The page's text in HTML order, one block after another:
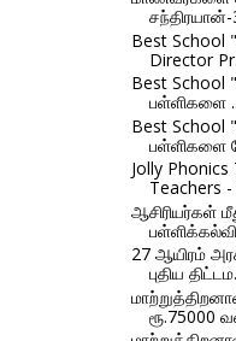
Best School
Director
Best School
பள்ளிகளை
Best School
பள்ளிகளை
Jolly
Teachers -
ஆசிரியர்கள்
27 ஆயிரம்
புதிய
ரூ.75000